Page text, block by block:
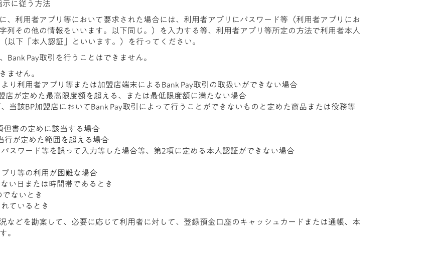
に従う方法
、利用者アプリ等において要求された場合には、利用者アプリにパスワード等（利用者アプリにお
列その他の情報をいいます。以下同じ。）を入力する等、利用者アプリ等所定の方法で利用者本人
以下「本人認証」といいます。）を行ってください。
Pay取引を行うことはできません。
ません。
り利用者アプリ等または加盟店端末によるBank Pay取引の取扱いができない場合
店が定めた最高限度額を超える、または最低限度額に満たない場合
当該BP加盟店においてBank Pay取引によって行うことができないものと定めた商品または役務等
但書の定めに該当する場合
が定めた範囲を超える場合
スワード等を誤って入力等した場合等、第2項に定める本人認証ができない場合
リ等の利用が困難な場合
い日または時間帯であるとき
ないとき
ているとき
などを勘案して、必要に応じて利用者に対して、登録預金口座のキャッシュカードまたは通帳、本
。